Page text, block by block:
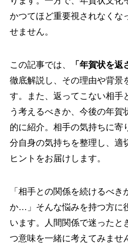
かつてほど重要視されなくな
せません。
この記事では、 「年賀状を返
徹底解説し、その理由や背景
す。また、返ってこない相手
う考えるべきか、今後の年賀
的に紹介。相手の気持ちに寄
分自身の気持ちを整理し、適
ヒントをお届けします。
「相手との関係を続けるべき
か…」そんな悩みを持つ方に
います。人間関係で迷ったと
つ意味を一緒に考えてみませ